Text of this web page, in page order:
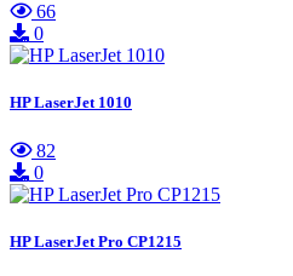
66
0
HP LaserJet 1010
82
0
HP LaserJet Pro CP1215